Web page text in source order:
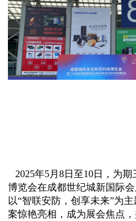
2025年5月8日至10日，为
博览会在成都世纪城新国际
以“智联安防，创享未来”为
案惊艳亮相，成为展会焦点